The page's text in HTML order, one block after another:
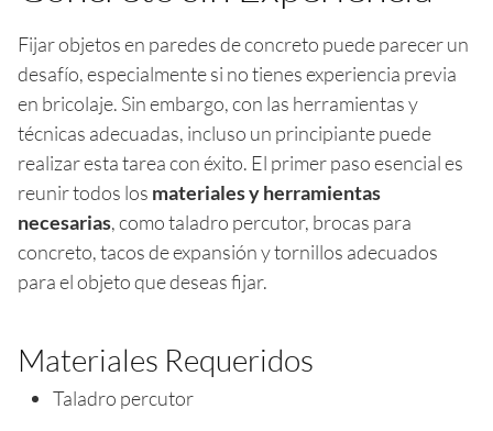
Fijar objetos en paredes de concreto puede parecer un
desafío, especialmente si no tienes experiencia previa
en bricolaje. Sin embargo, con las herramientas y
técnicas adecuadas, incluso un principiante puede
realizar esta tarea con éxito. El primer paso esencial es
reunir todos los materiales y herramientas
necesarias, como taladro percutor, brocas para
concreto, tacos de expansión y tornillos adecuados
para el objeto que deseas fijar.
Materiales Requeridos
Taladro percutor